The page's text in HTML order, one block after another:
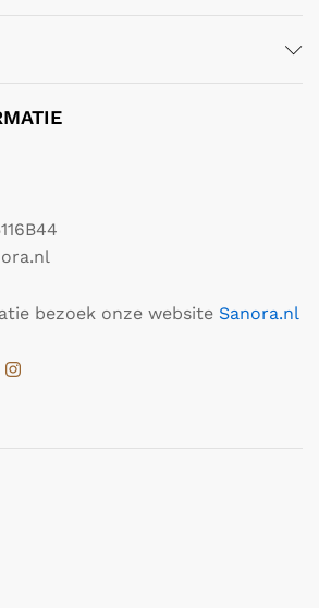
bezoek onze website Sanora.nl